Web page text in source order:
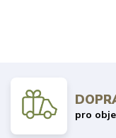
pro